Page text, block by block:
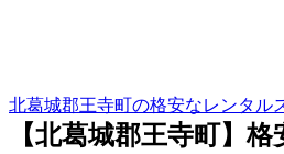
北葛城郡王寺町の格安なレンタル
【北葛城郡王寺町】